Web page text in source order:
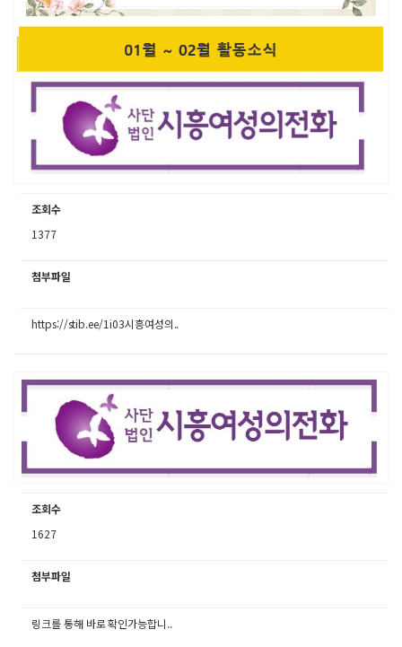
조회수
1377
첨부파일
https://stib.ee/1i03시흥여성의..
조회수
1627
첨부파일
링크를 통해 바로 확인가능합니..